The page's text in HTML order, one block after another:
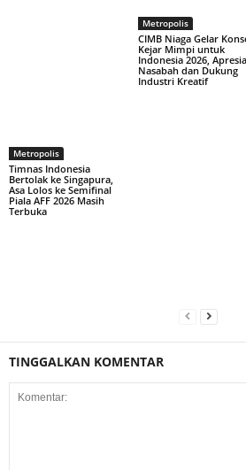
Metropolis
Timnas Indonesia
Bertolak ke Singapura,
Asa Lolos ke Semifinal
Piala AFF 2026 Masih
Terbuka
Metropolis
CIMB Niaga Gelar
Kejar Mimpi untuk
Indonesia 2026,
Nasabah dan Dukung
Industri Kreatif
TINGGALKAN KOMENTAR